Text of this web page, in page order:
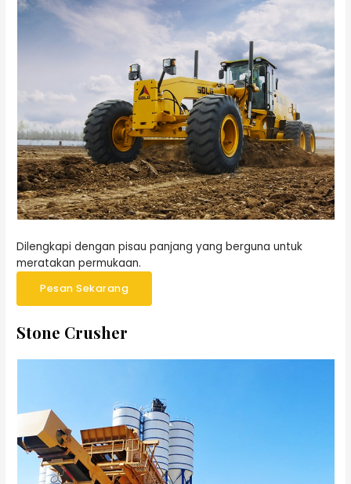
Dilengkapi dengan pisau panjang yang berguna untuk
meratakan permukaan.
Pesan Sekarang
Stone Crusher